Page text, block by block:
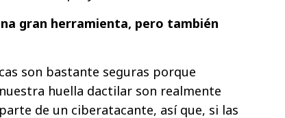
gran herramienta, pero también
son bastante seguras porque
huella dactilar son realmente
de un ciberatacante, así que, si las